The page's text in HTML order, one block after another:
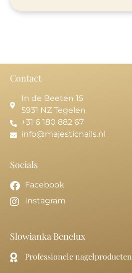
Contact
In de Beeten 15
5931 NZ Tegelen
+31 6 180 882 67
info@majesticnails.nl
Socials
Facebook
Instagram
Slowianka Benelux
Professionele nagelproducten